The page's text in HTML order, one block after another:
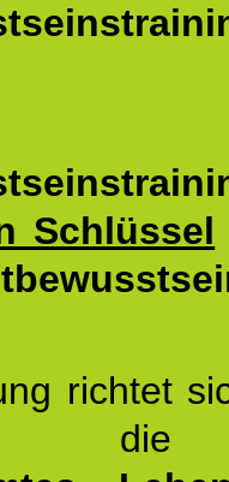
Schlüssel
richtet